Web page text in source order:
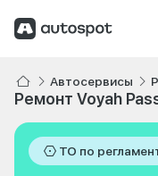
Автосервисы
Ремонт Voyah
ТО по